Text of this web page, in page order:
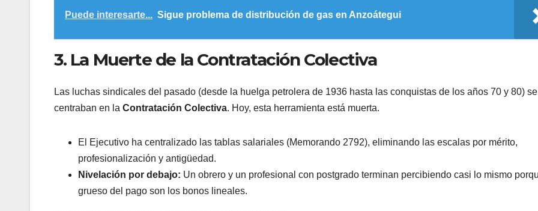
Puede interesarte... Sigue problema de distribución de gas en Anzoátegui
​3. La Muerte de la Contratación Colectiva
​Las luchas sindicales del pasado (desde la huelga petrolera de 1936 hasta las conquistas de los años 70 y 80) se
centraban en la Contratación Colectiva. Hoy, esta herramienta está muerta.
​El Ejecutivo ha centralizado las tablas salariales (Memorando 2792), eliminando las escalas por mérito,
profesionalización y antigüedad.
Nivelación por debajo: Un obrero y un profesional con postgrado terminan percibiendo casi lo mismo
grueso del pago son los bonos lineales.